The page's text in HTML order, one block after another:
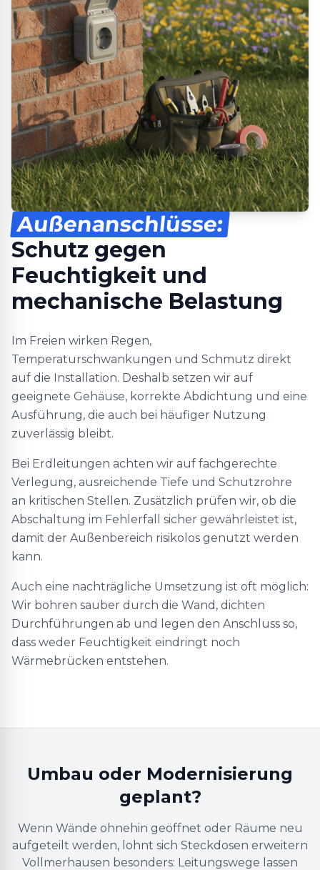
Außenanschlüsse:
Schutz gegen
Feuchtigkeit und
mechanische Belastung
Im Freien wirken Regen,
Temperaturschwankungen und Schmutz direkt
auf die Installation. Deshalb setzen wir auf
geeignete Gehäuse, korrekte Abdichtung und eine
Ausführung, die auch bei häufiger Nutzung
zuverlässig bleibt.
Bei Erdleitungen achten wir auf fachgerechte
Verlegung, ausreichende Tiefe und Schutzrohre
an kritischen Stellen. Zusätzlich prüfen wir, ob die
Abschaltung im Fehlerfall sicher gewährleistet ist,
damit der Außenbereich risikolos genutzt werden
kann.
Auch eine nachträgliche Umsetzung ist oft möglich:
Wir bohren sauber durch die Wand, dichten
Durchführungen ab und legen den Anschluss so,
dass weder Feuchtigkeit eindringt noch
Wärmebrücken entstehen.
Umbau oder Modernisierung
geplant?
Wenn Wände ohnehin geöffnet oder Räume neu
aufgeteilt werden, lohnt sich Steckdosen erweitern
Vollmerhausen besonders: Leitungswege lassen